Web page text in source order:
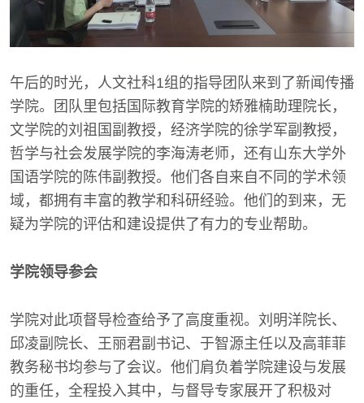
午后的时光，人文社科1组的指导团队来到了新闻传播
学院。团队里包括国际教育学院的矫雅楠助理院长，
文学院的刘祖国副教授，经济学院的徐学军副教授，
哲学与社会发展学院的李海涛老师，还有山东大学外
国语学院的陈伟副教授。他们各自来自不同的学术领
域，都拥有丰富的教学和科研经验。他们的到来，无
疑为学院的评估和建设提供了有力的专业帮助。
学院领导参会
学院对此项督导检查给予了高度重视。刘明洋院长、
邱凌副院长、王丽君副书记、于智源主任以及高菲菲
教务秘书均参与了会议。他们肩负着学院建设与发展
的重任，全程投入其中，与督导专家展开了积极对